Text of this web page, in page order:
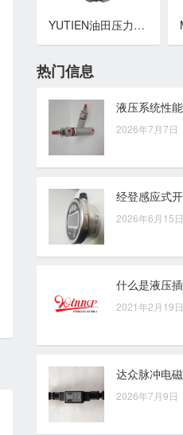
YUTIEN油田压力控制阀 U系列多功能压力控制阀 低压溢流阀,卸荷阀或顺序阀
热门信息
2026年7月7日
2026年6月15日
2021年2月19日
2026年7月9日